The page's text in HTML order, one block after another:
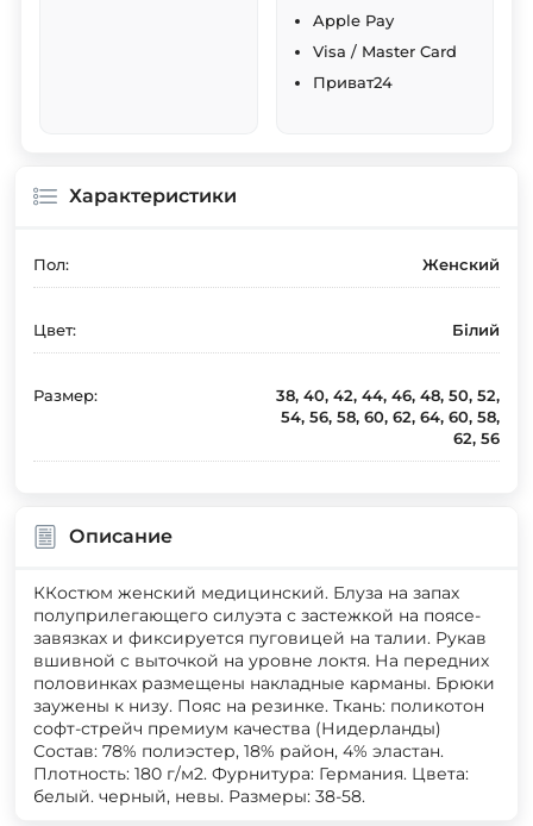
Apple Pay
Visa / Master Card
Приват24
Характеристики
Пол: Женский
Цвет: Білий
Размер:
38, 40, 42, 44, 46, 48, 50, 52,
54, 56, 58, 60, 62, 64, 60, 58,
62, 56
Описание
ККостюм женский медицинский. Блуза на запах
полуприлегающего силуэта с застежкой на поясе-
завязках и фиксируется пуговицей на талии. Рукав
вшивной с выточкой на уровне локтя. На передних
половинках размещены накладные карманы. Брюки
заужены к низу. Пояс на резинке. Ткань: поликотон
софт-стрейч премиум качества (Нидерланды)
Состав: 78% полиэстер, 18% район, 4% эластан.
Плотность: 180 г/м2. Фурнитура: Германия. Цвета:
белый. черный, невы. Размеры: 38-58.